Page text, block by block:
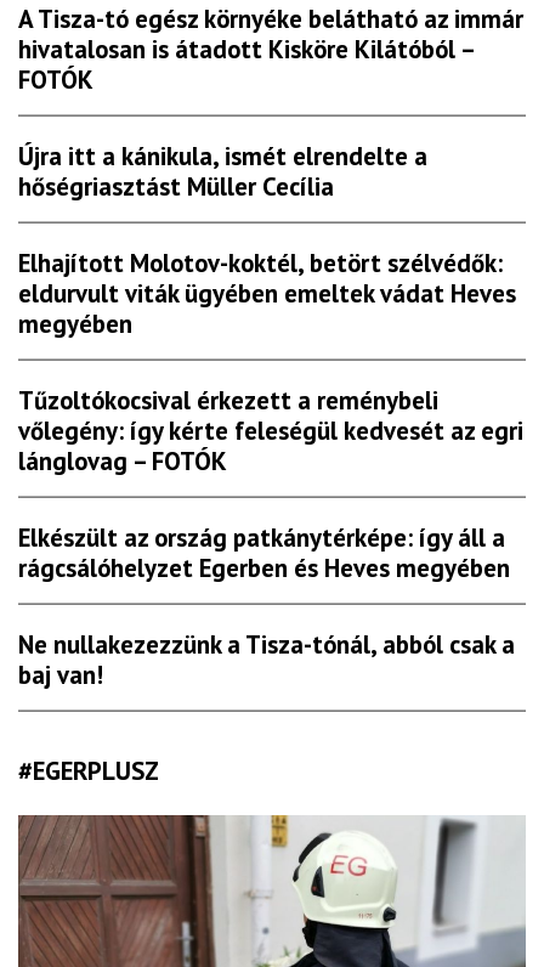
A Tisza-tó egész környéke belátható az immár
hivatalosan is átadott Kisköre Kilátóból –
FOTÓK
Újra itt a kánikula, ismét elrendelte a
hőségriasztást Müller Cecília
Elhajított Molotov-koktél, betört szélvédők:
eldurvult viták ügyében emeltek vádat Heves
megyében
Tűzoltókocsival érkezett a reménybeli
vőlegény: így kérte feleségül kedvesét az egri
lánglovag – FOTÓK
Elkészült az ország patkánytérképe: így áll a
rágcsálóhelyzet Egerben és Heves megyében
Ne nullakezezzünk a Tisza-tónál, abból csak a
baj van!
#EGERPLUSZ